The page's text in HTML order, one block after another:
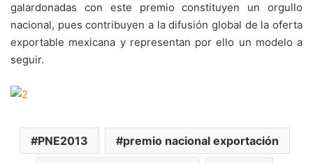
galardonadas con este premio constituyen un orgullo
nacional, pues contribuyen a la difusión global de la oferta
exportable mexicana y representan por ello un modelo a
seguir.
PNE2013 premio nacional exportación